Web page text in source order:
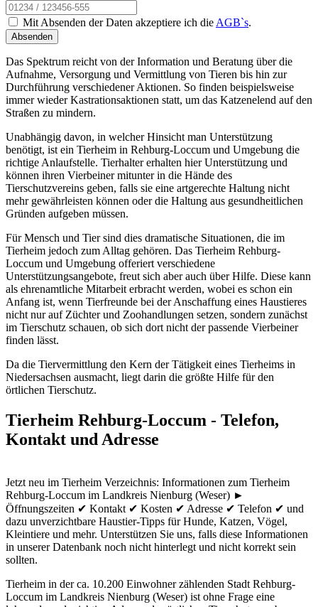
Mit Absenden der Daten akzeptiere ich die AGB`s.
Absenden
Das Spektrum reicht von der Information und Beratung über die
Aufnahme, Versorgung und Vermittlung von Tieren bis hin zur
Durchführung verschiedener Aktionen. So finden beispielsweise
immer wieder Kastrationsaktionen statt, um das Katzenelend auf den
Straßen zu mindern.
Unabhängig davon, in welcher Hinsicht man Unterstützung
benötigt, ist ein Tierheim in Rehburg-Loccum und Umgebung die
richtige Anlaufstelle. Tierhalter erhalten hier Unterstützung und
können ihren Vierbeiner mitunter in die Hände des
Tierschutzvereins geben, falls sie eine artgerechte Haltung nicht
mehr gewährleisten können oder die Haltung aus gesundheitlichen
Gründen aufgeben müssen.
Für Mensch und Tier sind dies dramatische Situationen, die im
Tierheim jedoch zum Alltag gehören. Das Tierheim Rehburg-
Loccum und Umgebung offeriert verschiedene
Unterstützungsangebote, freut sich aber auch über Hilfe. Diese kann
als ehrenamtliche Mitarbeit erbracht werden, wobei es schon ein
Anfang ist, wenn Tierfreunde bei der Anschaffung eines Haustieres
nicht nur auf Züchter und Zoohandlungen setzen, sondern zunächst
im Tierschutz schauen, ob sich dort nicht der passende Vierbeiner
finden lässt.
Da die Tiervermittlung den Kern der Tätigkeit eines Tierheims in
Niedersachsen ausmacht, liegt darin die größte Hilfe für den
örtlichen Tierschutz.
Tierheim Rehburg-Loccum - Telefon,
Kontakt und Adresse
Jetzt neu im Tierheim Verzeichnis: Informationen zum Tierheim
Rehburg-Loccum im Landkreis Nienburg (Weser) ►
Öffnungszeiten ✔ Kontakt ✔ Kosten ✔ Adresse ✔ Telefon ✔ und
dazu unverzichtbare Haustier-Tipps für Hunde, Katzen, Vögel,
Kleintiere und mehr. Unterstützen Sie uns, falls diese Informationen
in unserer Datenbank noch nicht hinterlegt und nicht korrekt sein
sollten.
Tierheim in der ca. 10.200 Einwohner zählenden Stadt Rehburg-
Loccum im Landkreis Nienburg (Weser) ist ohne Frage eine